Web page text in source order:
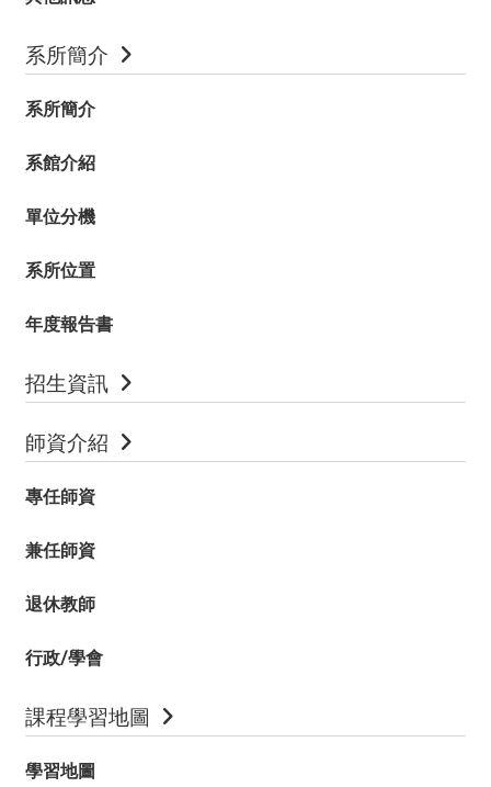
系所簡介
系所簡介
系館介紹
單位分機
系所位置
年度報告書
招生資訊
師資介紹
專任師資
兼任師資
退休教師
行政/學會
課程學習地圖
學習地圖